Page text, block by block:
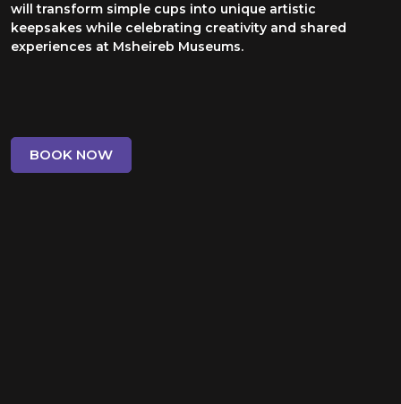
will transform simple cups into unique artistic
keepsakes while celebrating creativity and shared
experiences at Msheireb Museums.
BOOK NOW